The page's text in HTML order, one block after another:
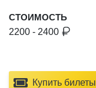
СТОИМОСТЬ
2200 - 2400
Купить билеты